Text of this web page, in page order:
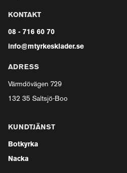
KONTAKT
08 - 716 60 70
info@mtyrkesklader.se
ADRESS
Värmdövägen 729
132 35 Saltsjö-Boo
KUNDTJÄNST
Botkyrka
Nacka